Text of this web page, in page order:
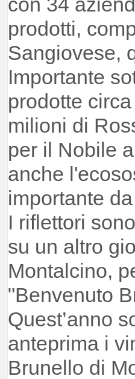
prodotti,
Sangiovese,
Importante
prodotte
milioni di
per il Nobile
anche
importante
I riflettori
su un altro
Montalcino,
"Benvenuto
Quest’anno
anteprima i
Brunello di